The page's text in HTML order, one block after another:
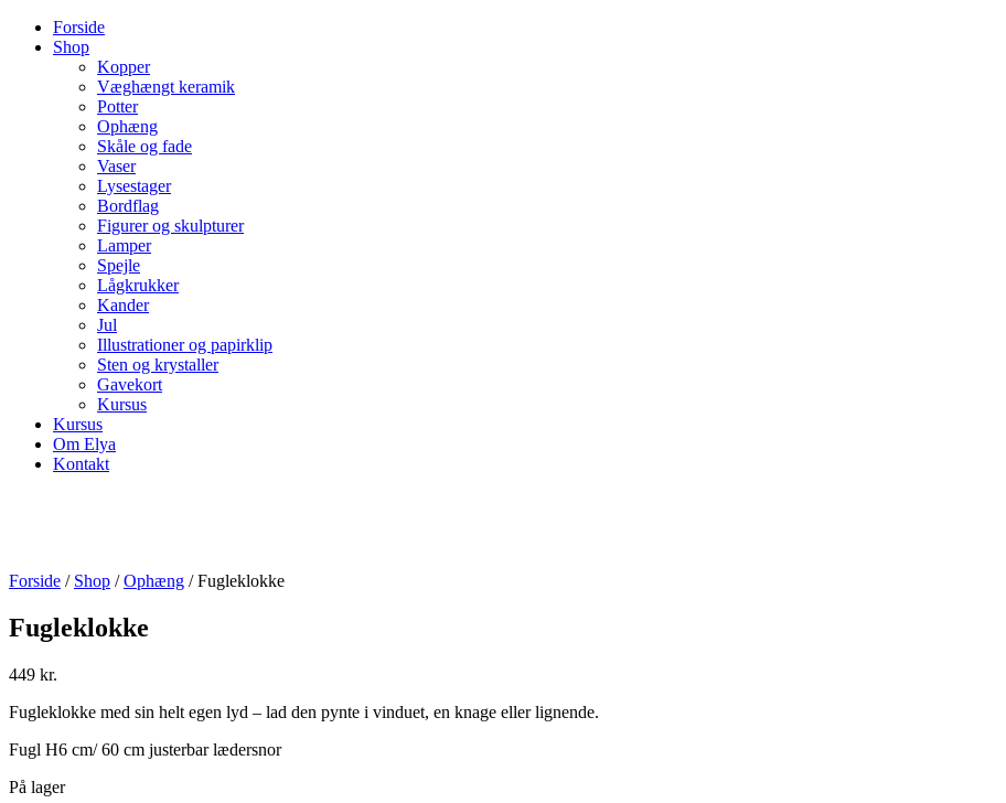
Forside
Shop
Kopper
Væghængt keramik
Potter
Ophæng
Skåle og fade
Vaser
Lysestager
Bordflag
Figurer og skulpturer
Lamper
Spejle
Lågkrukker
Kander
Jul
Illustrationer og papirklip
Sten og krystaller
Gavekort
Kursus
Kursus
Om Elya
Kontakt
Forside / Shop /Ophæng / Fugleklokke
Fugleklokke
449 kr.
Fugleklokke med sin helt egen lyd – lad den pynte i vinduet, en knage eller lignende.
Fugl H6 cm/ 60 cm justerbar lædersnor
På lager